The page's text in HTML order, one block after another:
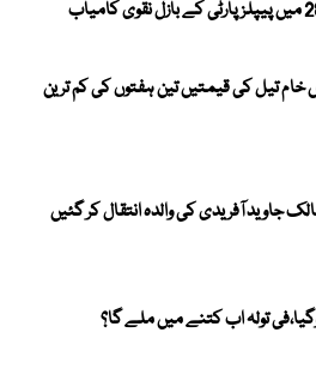
تیل کی قیمتیں تین ہفتوں کی کم ترین
جاوید آفریدی کی والدہ انتقال کر گئیں
تولہ اب کتنے میں ملے گا؟